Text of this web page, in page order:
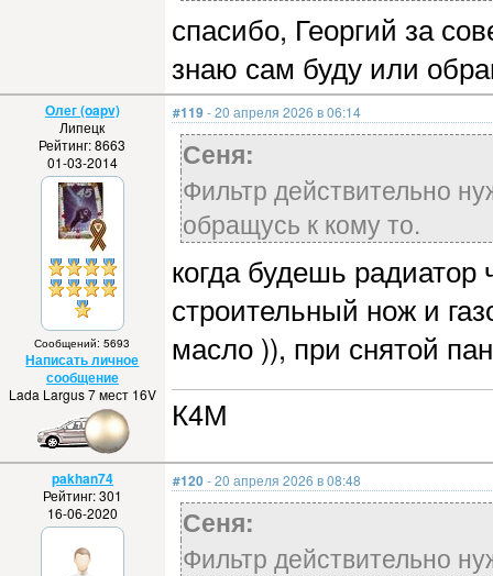
спасибо, Георгий за
знаю сам буду или
Олег (oapv)
Липецк
Рейтинг: 8663
01-03-2014
Сообщений: 5693
Написать личное
сообщение
Lada Largus 7 мест 16V
#119- 20 апреля 2026 в 06:14
Сеня:
Фильтр действительно
обращусь к кому то.
когда будешь
строительный нож и
масло )), при снятой
К4М
pakhan74
Рейтинг: 301
16-06-2020
#120- 20 апреля 2026 в 08:48
Сеня:
Фильтр действительно